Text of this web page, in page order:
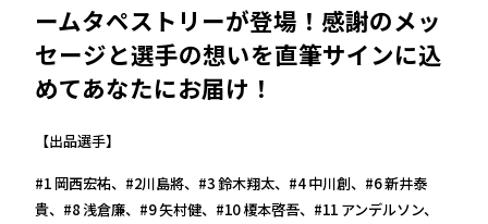
ームタペストリーが登場！感謝のメッ
セージと選手の想いを直筆サインに込
めてあなたにお届け！
【出品選手】
#1 岡西宏祐、#2川島將、#3 鈴木翔太、#4 中川創、#6 新井泰
貴、#8 浅倉廉、#9 矢村健、#10 榎本啓吾、#11 アンデルソン、